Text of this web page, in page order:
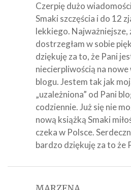
Czerpię dużo
Smaki szczęścia i do 12
lekkiego. Najważniejsze,
dostrzegłam w sobie
dziękuję za to, że Pani
niecierpliwością na nowe
blogu. Jestem tak jak
„uzależniona” od Pani
codziennie. Już się nie
nową książką Smaki
czeka w Polsce.
bardzo dziękuję za to że